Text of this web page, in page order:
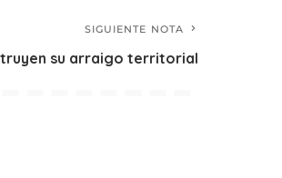
SIGUIENTE NOTA
su arraigo territorial